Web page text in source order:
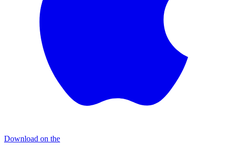
Download on the